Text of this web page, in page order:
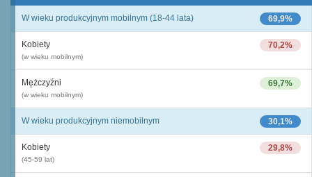
69,9%
W wieku produkcyjnym mobilnym (18-44 lata)
70,2%
Kobiety
(w wieku mobilnym)
69,7%
Mężczyźni
(w wieku mobilnym)
30,1%
W wieku produkcyjnym niemobilnym
29,8%
Kobiety
(45-59 lat)